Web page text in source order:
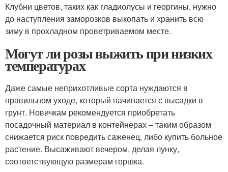
Клубни цветов, таких как гладиолусы и георгины, нужно
до наступления заморозков выкопать и хранить всю
зиму в прохладном проветриваемом месте.
Могут ли розы выжить при низких
температурах
Даже самые неприхотливые сорта нуждаются в
правильном уходе, который начинается с высадки в
грунт. Новичкам рекомендуется приобретать
посадочный материал в контейнерах – таким образом
снижается риск повредить саженец, либо купить больное
растение. Высаживают вечером, делая лунку,
соответствующую размерам горшка.